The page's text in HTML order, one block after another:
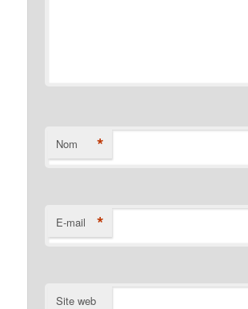
Nom *
E-mail *
Site web